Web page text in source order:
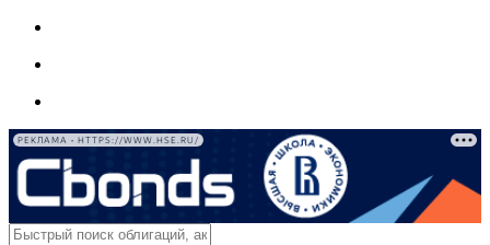
РЕКЛАМА • HTTPS://WWW.HSE.RU/